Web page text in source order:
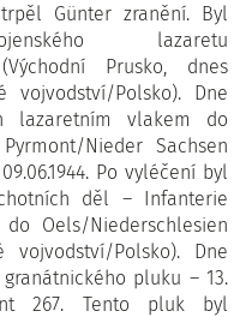
Günter zranění. Byl
lazaretu
Prusko, dnes
vojvodství/Polsko). Dne
lazaretním vlakem do
Nieder Sachsen
Po vyléčení byl
děl – Infanterie
do Oels/Niederschlesien
vojvodství/Polsko). Dne
pluku – 13.
267. Tento pluk byl